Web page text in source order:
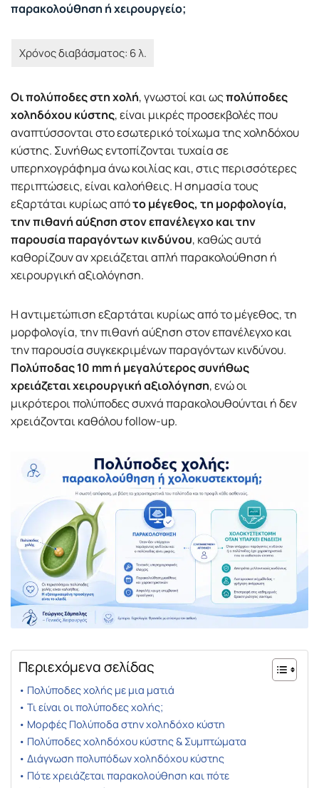
παρακολούθηση ή χειρουργείο;
Οι πολύποδες στη χολή, γνωστοί και ωςπολύποδες
χοληδόχου κύστης, είναι μικρές προσεκβολές που
αναπτύσσονται στο εσωτερικό τοίχωμα της χοληδόχου
κύστης. Συνήθως εντοπίζονται τυχαία σε
υπερηχογράφημα άνω κοιλίας και, στις περισσότερες
περιπτώσεις, είναι καλοήθεις. Η σημασία τους
εξαρτάται κυρίως απότο μέγεθος, τη μορφολογία,
την πιθανή αύξηση στον επανέλεγχο και την
παρουσία παραγόντων κινδύνου, καθώς αυτά
καθορίζουν αν χρειάζεται απλή παρακολούθηση ή
χειρουργική αξιολόγηση.
Η αντιμετώπιση εξαρτάται κυρίως από το μέγεθος, τη
μορφολογία, την πιθανή αύξηση στον επανέλεγχο και
την παρουσία συγκεκριμένων παραγόντων κινδύνου.
Πολύποδας 10 mm ή μεγαλύτερος συνήθως
χρειάζεται χειρουργική αξιολόγηση, ενώ οι
μικρότεροι πολύποδες συχνά παρακολουθούνται ή δεν
χρειάζονται καθόλου follow-up.
Περιεχόμενα σελίδας
Πολύποδες χολής με μια ματιά
Τι είναι οι πολύποδες χολής;
Μορφές Πολύποδα στην χοληδόχο κύστη
Πολύποδες χοληδόχου κύστης & Συμπτώματα
Διάγνωση πολυπόδων χοληδόχου κύστης
Πότε χρειάζεται παρακολούθηση και πότε